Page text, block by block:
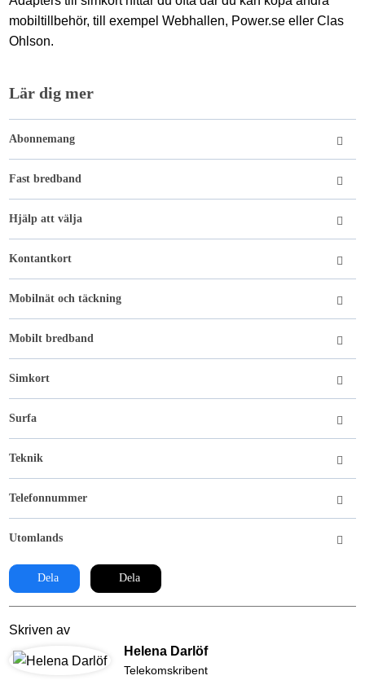
mobiltillbehör, till exempel Webhallen, Power.se eller Clas
Ohlson.
Lär dig mer
Abonnemang
Fast bredband
Hjälp att välja
Kontantkort
Mobilnät och täckning
Mobilt bredband
Simkort
Surfa
Teknik
Telefonnummer
Utomlands
Dela Dela
Skriven av
Helena Darlöf
Telekomskribent